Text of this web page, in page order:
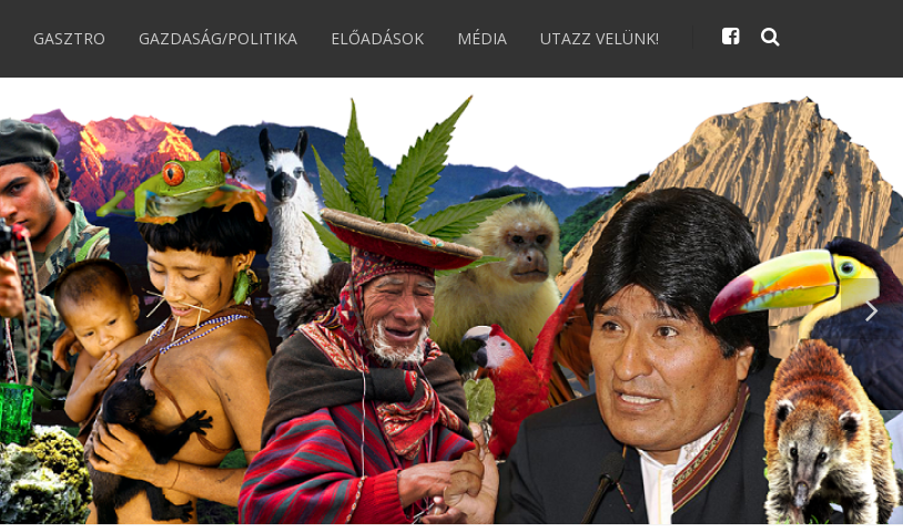
GASZTRO GAZDASÁG/POLITIKA ELŐADÁSOK MÉDIA UTAZZ VELÜNK!